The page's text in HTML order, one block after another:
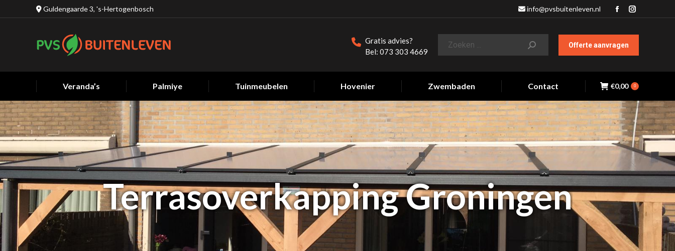
Guldengaarde 3, 's-Hertogenbosch info@pvsbuitenleven.nl
Facebook
in
window
Instagram
in
window
Gratis advies?
Bel: 073 303 4669
Offerte aanvragen
Veranda’s Palmiye Tuinmeubelen Hovenier Zwembaden Contact €0,00 0
Terrasoverkapping Groningen